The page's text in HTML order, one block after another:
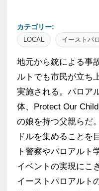
カテゴリー:
LOCAL イーストパ
地元から銃による事
ルトでも市民が立ち
実施される。パロア
体、Protect Our
の娘を持つ父親らだ
ドルを集めることを
ト警察やパロアルト
イベントの実現にこ
イーストパロアルト